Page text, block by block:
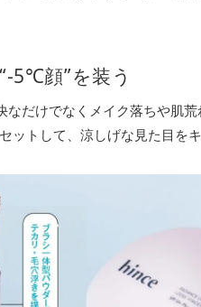
5℃顔”を装う
だけでなくメイク落ちや肌
ットして、涼しげな見た目をキ